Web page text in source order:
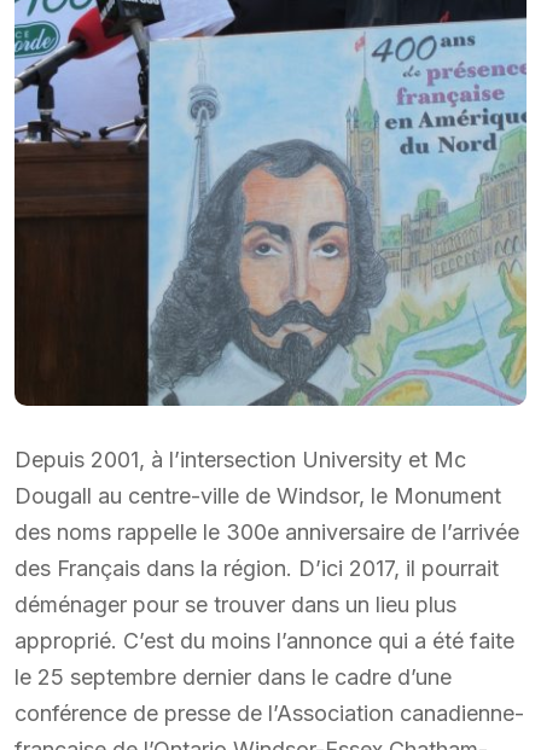
Depuis 2001, à l’intersection University et Mc
Dougall au centre-ville de Windsor, le Monument
des noms rappelle le 300e anniversaire de l’arrivée
des Français dans la région. D’ici 2017, il pourrait
déménager pour se trouver dans un lieu plus
approprié. C’est du moins l’annonce qui a été faite
le 25 septembre dernier dans le cadre d’une
conférence de presse de l’Association canadienne-